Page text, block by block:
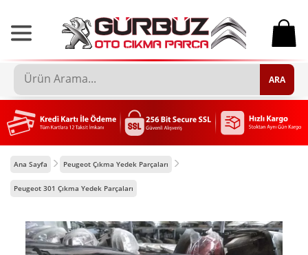
0
ARA
Ana Sayfa Peugeot Çıkma Yedek Parçaları
Peugeot 301 Çıkma Yedek Parçaları